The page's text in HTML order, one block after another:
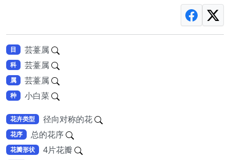
目 芸薹属
科 芸薹属
属 芸薹属
种 小白菜
花卉类型 径向对称的花
花序 总的花序
花瓣形状 4片花瓣